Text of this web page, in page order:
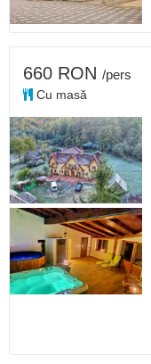
660 RON /pers
Cu masă